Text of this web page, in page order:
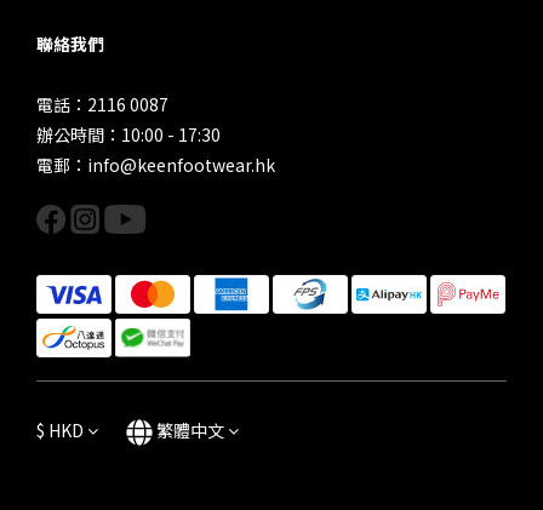
聯絡我們
電話：2116 0087
辦公時間：10:00 - 17:30
電郵：info@keenfootwear.hk
$ HKD 繁體中文